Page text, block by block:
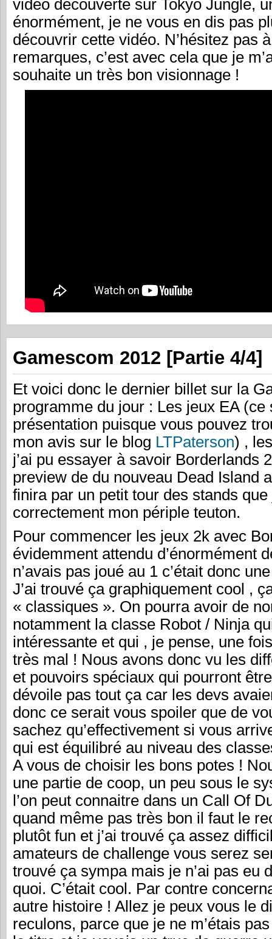
vidéo découverte sur Tokyo Jungle,
énormément, je ne vous en dis pas
découvrir cette vidéo. N’hésitez pas
remarques, c’est avec cela que je
souhaite un très bon visionnage !
Gamescom 2012 [Partie 4/4]
Et voici donc le dernier billet sur la
programme du jour : Les jeux EA (ce
présentation puisque vous pouvez
mon avis sur le blog LTPaterson) ,
j’ai pu essayer à savoir Borderlands
preview de du nouveau Dead Island
finira par un petit tour des stands que
correctement mon périple teuton.
Pour commencer les jeux 2k avec
évidemment attendu d’énormément
n’avais pas joué au 1 c’était donc
J’ai trouvé ça graphiquement cool ,
« classiques ». On pourra avoir de
notamment la classe Robot / Ninja
intéressante et qui , je pense, une
très mal ! Nous avons donc vu les
et pouvoirs spéciaux qui pourront
dévoile pas tout ça car les devs
donc ce serait vous spoiler que de
sachez qu’effectivement si vous
qui est équilibré au niveau des
A vous de choisir les bons potes !
une partie de coop, un peu sous le
l’on peut connaitre dans un Call Of
quand même pas très bon il faut le
plutôt fun et j’ai trouvé ça assez
amateurs de challenge vous serez
trouvé ça sympa mais je n’ai pas eu
quoi. C’était cool. Par contre
autre histoire ! Allez je peux vous le
reculons, parce que je ne m’étais